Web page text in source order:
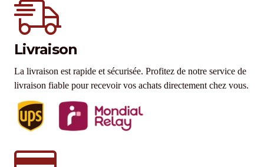
Livraison
La livraison est rapide et sécurisée. Profitez de notre service de
livraison fiable pour recevoir vos achats directement chez vous.